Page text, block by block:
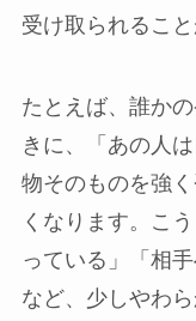
受け取られること
たとえば、誰か
きに、「あの人
物そのものを強
くなります。こ
っている」「相
など、少しやわ